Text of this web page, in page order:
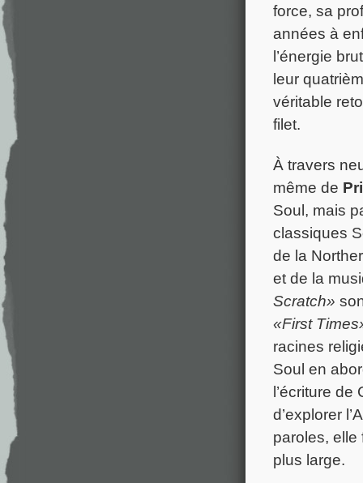
force, sa
années à
l’énergie
leur
véritable
filet.
À travers
même de
Soul, mais
classiques
de la
et de la
Scratch»
«First
racines
Soul en
l’écriture
d’explorer
paroles, elle
plus large.